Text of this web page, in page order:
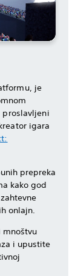
je
proslavljeni
igara
prepreka
kako god
onlajn.
mnoštvu
i upustite